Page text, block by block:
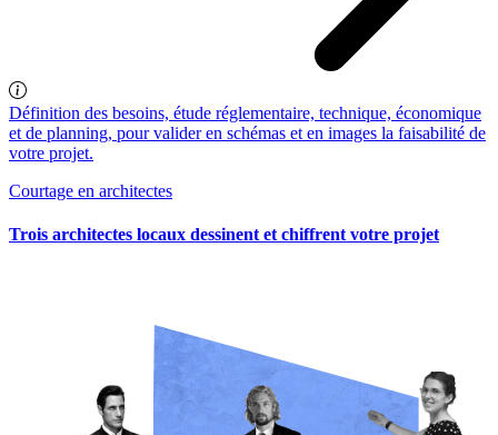
Définition des besoins, étude réglementaire, technique, économique
et de planning, pour valider en schémas et en images la faisabilité de
votre projet.
Courtage en architectes
Trois architectes locaux dessinent et chiffrent votre projet